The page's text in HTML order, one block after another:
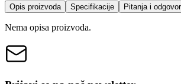
Opis proizvoda Specifikacije Pitanja i
Nema opisa proizvoda.